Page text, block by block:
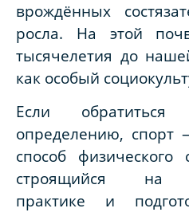
врождённых
росла. На этой
тысячелетия до
как особый
Если
определению, спорт
способ физического
строящийся на
практике и